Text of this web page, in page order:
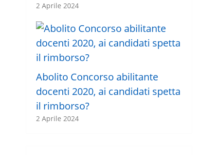
2 Aprile 2024
Abolito Concorso abilitante
docenti 2020, ai candidati spetta
il rimborso?
2 Aprile 2024